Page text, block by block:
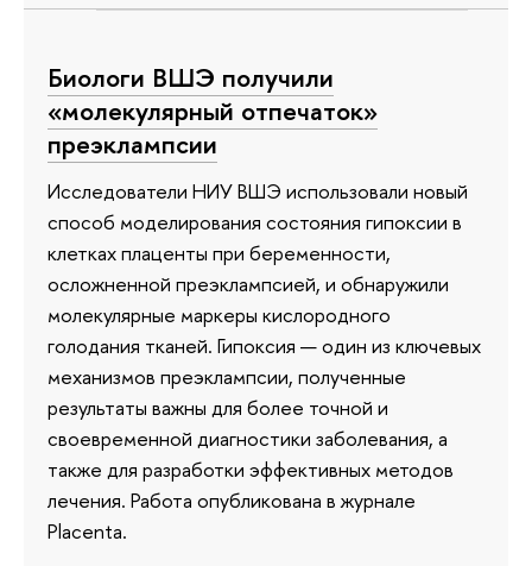
Биологи ВШЭ получили
«молекулярный отпечаток»
преэклампсии
Исследователи НИУ ВШЭ использовали новый
способ моделирования состояния гипоксии в
клетках плаценты при беременности,
осложненной преэклампсией, и обнаружили
молекулярные маркеры кислородного
голодания тканей. Гипоксия — один из ключевых
механизмов преэклампсии, полученные
результаты важны для более точной и
своевременной диагностики заболевания, а
также для разработки эффективных методов
лечения. Работа опубликована в журнале
Placenta.